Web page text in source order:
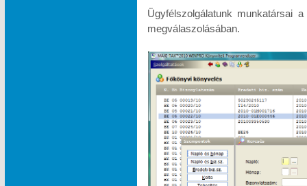
Ügyfélszolgálatunk munkatársai
megválaszolásában.